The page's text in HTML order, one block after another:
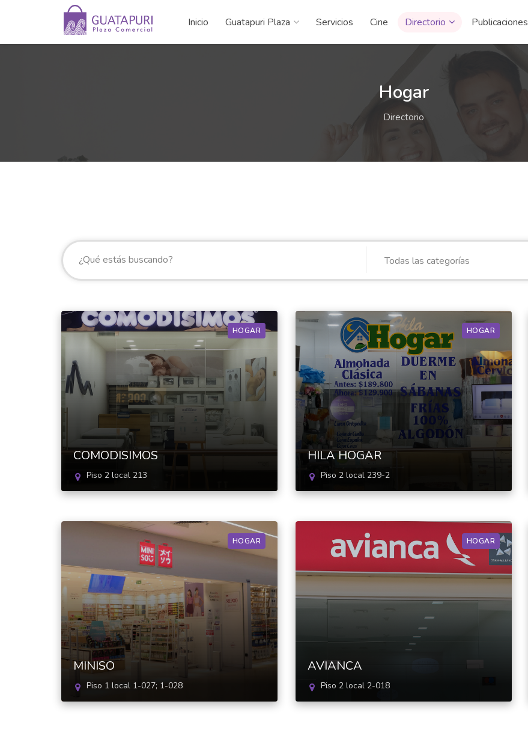
Inicio Guatapuri Plaza Servicios Cine Directorio Publicaciones
Hogar
Directorio
Todas las categorías
HOGAR
COMODISIMOS
Piso 2 local 213
HOGAR
HILA HOGAR
Piso 2 local 239-2
HOGAR
MINISO
Piso 1 local 1-027; 1-028
HOGAR
AVIANCA
Piso 2 local 2-018